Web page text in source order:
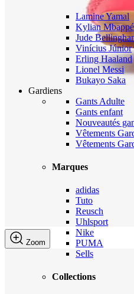
Lamine Yamal
Kylian Mbappé
Jude
Vinícius Júnior
Erling Haaland
Lionel Messi
Bukayo Saka
Gardiens
Gants Adulte
Gants enfant
Nouveautés
Vêtements
Vêtements
Marques
adidas
Tuto
Reusch
Uhlsport
Nike
PUMA
Sells
Collections
Zoom